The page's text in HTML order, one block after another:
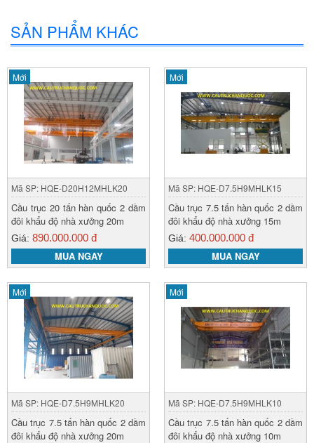
SẢN PHẨM KHÁC
Mới
Mã SP: HQE-D20H12MHLK20
Cầu trục 20 tấn hàn quốc 2 dầm
đôi khẩu độ nhà xưởng 20m
Giá: 890.000.000 đ
MUA NGAY
Mới
Mã SP: HQE-D7.5H9MHLK15
Cầu trục 7.5 tấn hàn quốc 2 dầm
đôi khẩu độ nhà xưởng 15m
Giá: 400.000.000 đ
MUA NGAY
Mới
Mã SP: HQE-D7.5H9MHLK20
Cầu trục 7.5 tấn hàn quốc 2 dầm
đôi khẩu độ nhà xưởng 20m
Mới
Mã SP: HQE-D7.5H9MHLK10
Cầu trục 7.5 tấn hàn quốc 2 dầm
đôi khẩu độ nhà xưởng 10m